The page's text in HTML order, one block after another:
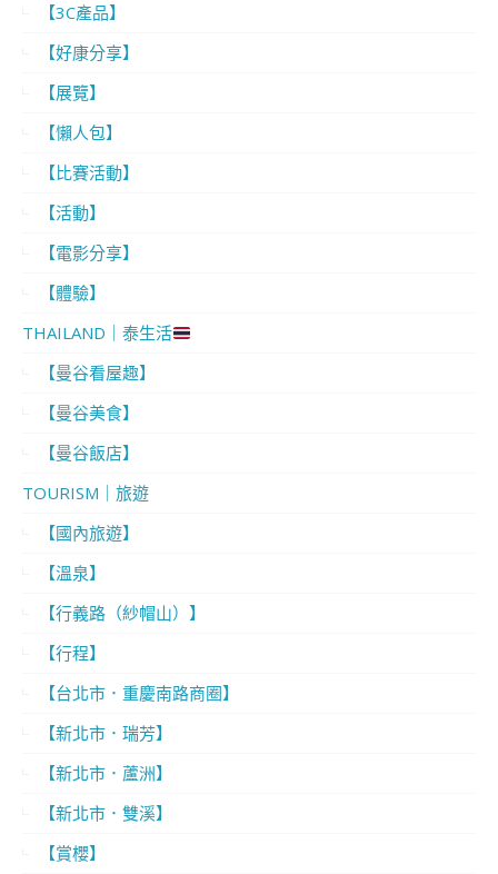
【3C產品】
【好康分享】
【展覽】
【懶人包】
【比賽活動】
【活動】
【電影分享】
【體驗】
THAILAND｜泰生活
【曼谷看屋趣】
【曼谷美食】
【曼谷飯店】
TOURISM｜旅遊
【國內旅遊】
【溫泉】
【行義路（紗帽山）】
【行程】
【台北市．重慶南路商圈】
【新北市．瑞芳】
【新北市．蘆洲】
【新北市．雙溪】
【賞櫻】